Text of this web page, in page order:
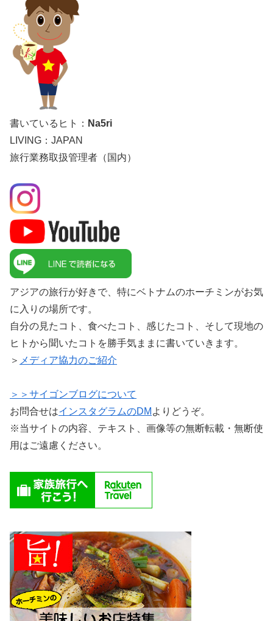
書いているヒト： Na5ri
LIVING：JAPAN
旅行業務取扱管理者（国内）
アジアの旅行が好きで、特にベトナムのホーチミンがお気
に入りの場所です。
自分の見たコト、食べたコト、感じたコト、そして現地の
ヒトから聞いたコトを勝手気ままに書いていきます。
＞ メディア協力のご紹介
＞＞サイゴンブログについて
お問合せはインスタグラムのDM よりどうぞ。
※当サイトの内容、テキスト、画像等の無断転載・無断使
用はご遠慮ください。